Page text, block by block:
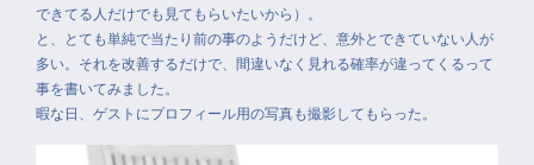
できてる人だけでも見てもらいたいから）。
と、とても単純で当たり前の事のようだけど、意外とできていない人が
多い。それを改善するだけで、間違いなく見れる確率が違ってくるって
事を書いてみました。
暇な日、ゲストにプロフィール用の写真も撮影してもらった。